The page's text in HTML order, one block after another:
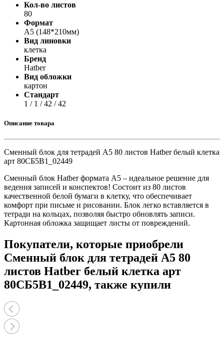
Кол-во листов
80
Формат
А5 (148*210мм)
Вид линовки
клетка
Бренд
Hatber
Вид обложки
картон
Стандарт
1 / 1 / 42 / 42
Описание товара
Сменный блок для тетрадей А5 80 листов Hatber белый клетка
арт 80СБ5B1_02449
Сменный блок Hatber формата А5 – идеальное решение для
ведения записей и конспектов! Состоит из 80 листов
качественной белой бумаги в клетку, что обеспечивает
комфорт при письме и рисовании. Блок легко вставляется в
тетради на кольцах, позволяя быстро обновлять записи.
Картонная обложка защищает листы от повреждений.
Покупатели, которые приобрели
Сменный блок для тетрадей А5 80
листов Hatber белый клетка арт
80СБ5B1_02449, также купили